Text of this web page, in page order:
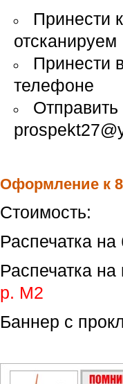
Принести
отсканируем
Принести
телефоне
Оформление к
Стоимость:
Распечатка на
Распечатка
р. М2
Баннер с